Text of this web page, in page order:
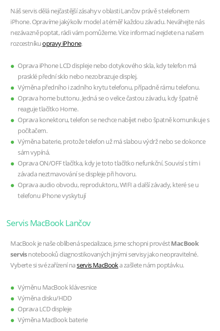
Náš servis dělá nejčastější zásahy v oblasti Lančov právě s telefonem
iPhone. Opravíme jakýkoliv model a téměř každou závadu. Neváhejte nás
nezávazně poptat, rádi vám pomůžeme. Více informací nejdete na našem
rozcestníkuopravy iPhone.
Oprava iPhone LCD displeje nebo dotykového skla, kdy telefon má
prasklé přední sklo nebo nezobrazuje displej.
Výměna předního i zadního krytu telefonu, případně rámu telefonu.
Oprava home buttonu. Jedná se o velice častou závadu, kdy špatně
reaguje tlačítko Home.
Oprava konektoru, telefon se nechce nabíjet nebo špatně komunikuje s
počítačem.
Výměna baterie, protože telefon už má slabou výdrž nebo se dokonce
sám vypíná.
Oprava ON/OFF tlačítka, kdy je toto tlačítko nefunkční. Souvisí s tím i
závada neztmavování se displeje při hovoru.
Oprava audio obvodu, reproduktoru, WIFI a další závady, které se u
telefonu iPhone vyskytují
Servis MacBook Lančov
MacBook je naše oblíbená specializace, jsme schopni provéstMacBook
servisnotebooků diagnostikovaných jinými servisy jako neopravitelné.
Vyberte si své zařízení naservis MacBooka zašlete nám poptávku.
Výměnu MacBook klávesnice
Výměna disku/HDD
Oprava LCD displeje
Výměna MacBook baterie